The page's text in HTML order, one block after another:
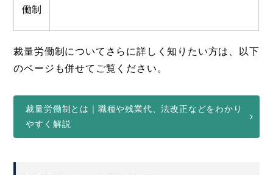
働制
裁量労働制についてさらに詳しく知りたい方は、以下
のページも併せてご覧ください。
裁量労働制とは｜職種や残業代、法改正などをわかり
やすく解説